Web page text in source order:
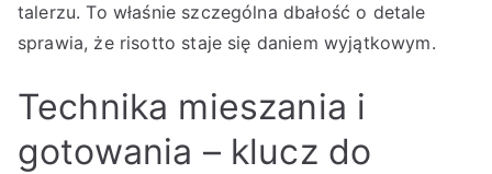
talerzu. To właśnie szczególna dbałość o detale
sprawia, że risotto staje się daniem wyjątkowym.
Technika mieszania i
gotowania – klucz do